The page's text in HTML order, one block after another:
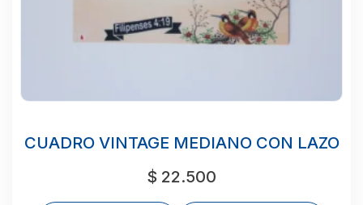
CUADRO VINTAGE MEDIANO CON LAZO
$ 22.500